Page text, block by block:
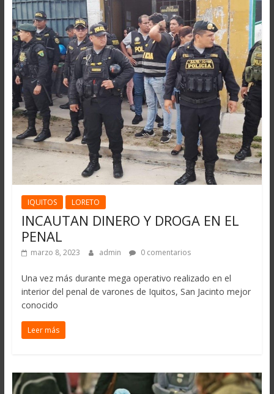
IQUITOS LORETO
INCAUTAN DINERO Y DROGA EN EL
PENAL
marzo 8, 2023 admin 0 comentarios
Una vez más durante mega operativo realizado en el
interior del penal de varones de Iquitos, San Jacinto mejor
conocido
Leer más